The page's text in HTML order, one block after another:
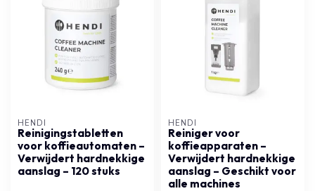
HENDI
Reinigingstabletten
voor koffieautomaten –
Verwijdert hardnekkige
aanslag – 120 stuks
HENDI
Reiniger voor
koffieapparaten –
Verwijdert hardnekkige
aanslag – Geschikt voor
alle machines